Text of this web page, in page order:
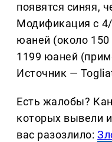
появятся синяя,
Модификация с
юаней (около
1199 юаней
Источник —
Есть жалобы?
которых вывели
вас разозлило: